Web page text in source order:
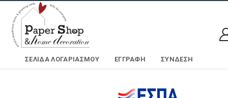
ΣΕΛΊΔΑ ΛΟΓΑΡΙΑΣΜΟΎ ΕΓΓΡΑΦΗ ΣΎΝΔΕΣΗ